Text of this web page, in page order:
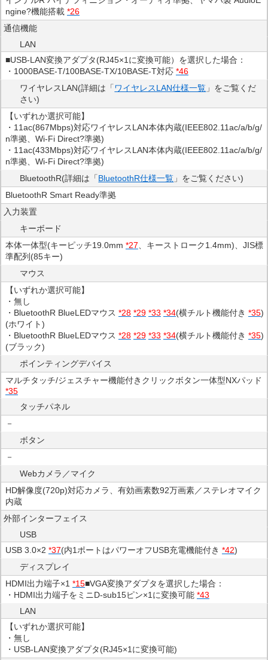
ngine?機能搭載 *26
通信機能
LAN
■USB-LAN変換アダプタ(RJ45×1に変換可能）を選択した場合：
・1000BASE-T/100BASE-TX/10BASE-T対応 *46
ワイヤレスLAN(詳細は「ワイヤレスLAN仕様一覧 」をご覧くだ
さい)
【いずれか選択可能】
・11ac(867Mbps)対応ワイヤレスLAN本体内蔵(IEEE802.11ac/a/b/g/
n準拠、Wi-Fi Direct?準拠)
・11ac(433Mbps)対応ワイヤレスLAN本体内蔵(IEEE802.11ac/a/b/g/
n準拠、Wi-Fi Direct?準拠)
BluetoothR(詳細は「BluetoothR仕様一覧 」をご覧ください)
BluetoothR Smart Ready準拠
入力装置
キーボード
本体一体型(キーピッチ19.0mm *27 、キーストローク1.4mm)、JIS標
準配列(85キー)
マウス
【いずれか選択可能】
・無し
・BluetoothR BlueLEDマウス *28 *29 *33 *34(横チルト機能付き *35)
(ホワイト)
・BluetoothR BlueLEDマウス *28 *29 *33 *34(横チルト機能付き *35)
(ブラック)
ポインティングデバイス
マルチタッチ/ジェスチャー機能付きクリックボタン一体型NXパッド
*35
タッチパネル
－
ボタン
－
Webカメラ／マイク
HD解像度(720p)対応カメラ、有効画素数92万画素／ステレオマイク
内蔵
外部インターフェイス
USB
USB 3.0×2 *37(内1ポートはパワーオフUSB充電機能付き *42)
ディスプレイ
HDMI出力端子×1 *15■VGA変換アダプタを選択した場合：
・HDMI出力端子をミニD-sub15ピン×1に変換可能 *43
LAN
【いずれか選択可能】
・無し
・USB-LAN変換アダプタ(RJ45×1に変換可能)